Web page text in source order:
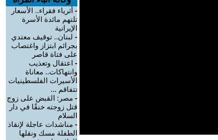
- أثرياء فقراء.. الأسعار
تلتهم مائدة الأسرة
الإيرانية
- لبنان.. توقيف معتدي
بجرائم ابتزاز واغتصاب
على فتاة قاصر
- اعتقال وتعذيب
وانتهاكات.. معاناة
الأسيرات الفلسطينيات
تتفاقم ...
- مصر: القبض على زوج
قتل زوجته خنقًا في دار
السلام
- مناشدات عاجلة لإنقاذ
الطفلة مسك ونقلها